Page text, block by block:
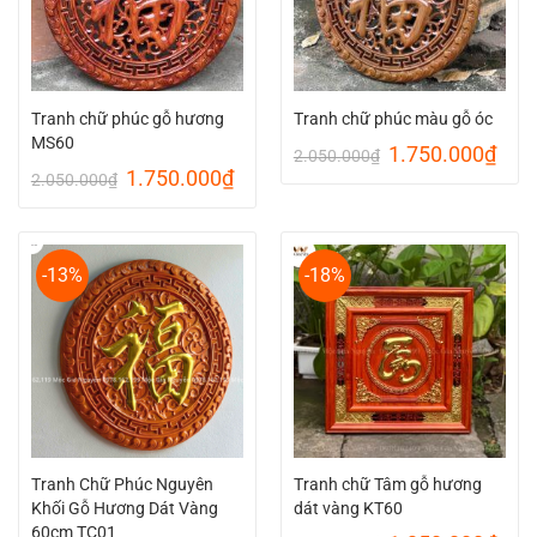
Tranh chữ phúc gỗ hương
MS60
2.050.000₫ Giá
2.050.000₫.
1.750.000₫Giá
là:
1.750.000₫.
Tranh chữ phúc màu gỗ óc
2.050.000₫ Giá
1.750.000₫Giá
-13%
Tranh Chữ Phúc Nguyên
Khối Gỗ Hương Dát Vàng
60cm TC01
-18%
Tranh chữ Tâm gỗ hương
dát vàng KT60